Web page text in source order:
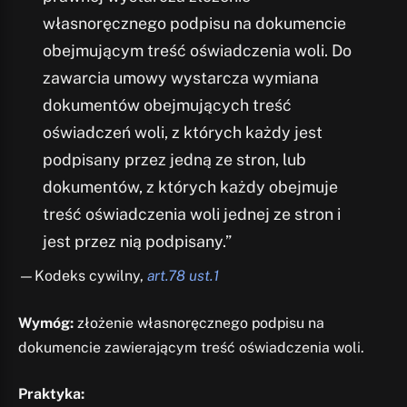
własnoręcznego podpisu na dokumencie
obejmującym treść oświadczenia woli. Do
zawarcia umowy wystarcza wymiana
dokumentów obejmujących treść
oświadczeń woli, z których każdy jest
podpisany przez jedną ze stron, lub
dokumentów, z których każdy obejmuje
treść oświadczenia woli jednej ze stron i
jest przez nią podpisany.”
—Kodeks cywilny, art.78 ust.1
Wymóg: złożenie własnoręcznego podpisu na
dokumencie zawierającym treść oświadczenia woli.
Praktyka: